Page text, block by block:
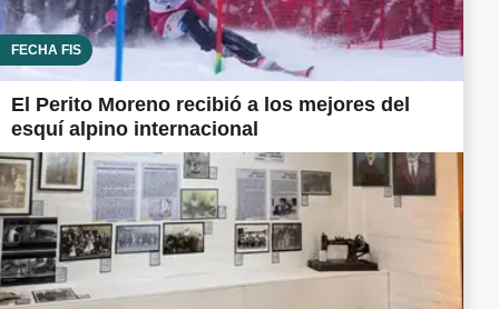
FECHA FIS
El Perito Moreno recibió a los mejores del
esquí alpino internacional